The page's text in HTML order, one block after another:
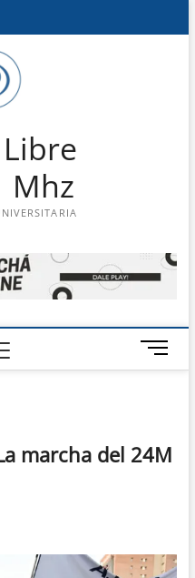
Mhz
B
o
d
e
marcha del 24M